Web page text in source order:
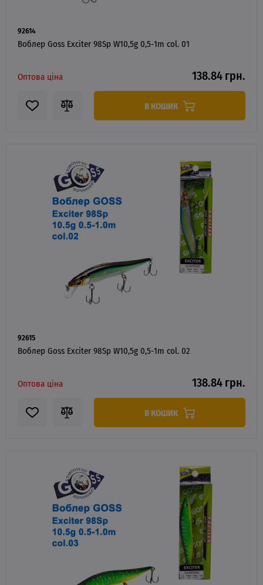
92614
Воблер Goss Exciter 98Sp W10,5g 0,5-1m col. 01
Оптова ціна 138.84 грн.
В КОШИК
92615
Воблер Goss Exciter 98Sp W10,5g 0,5-1m col. 02
Оптова ціна 138.84 грн.
В КОШИК